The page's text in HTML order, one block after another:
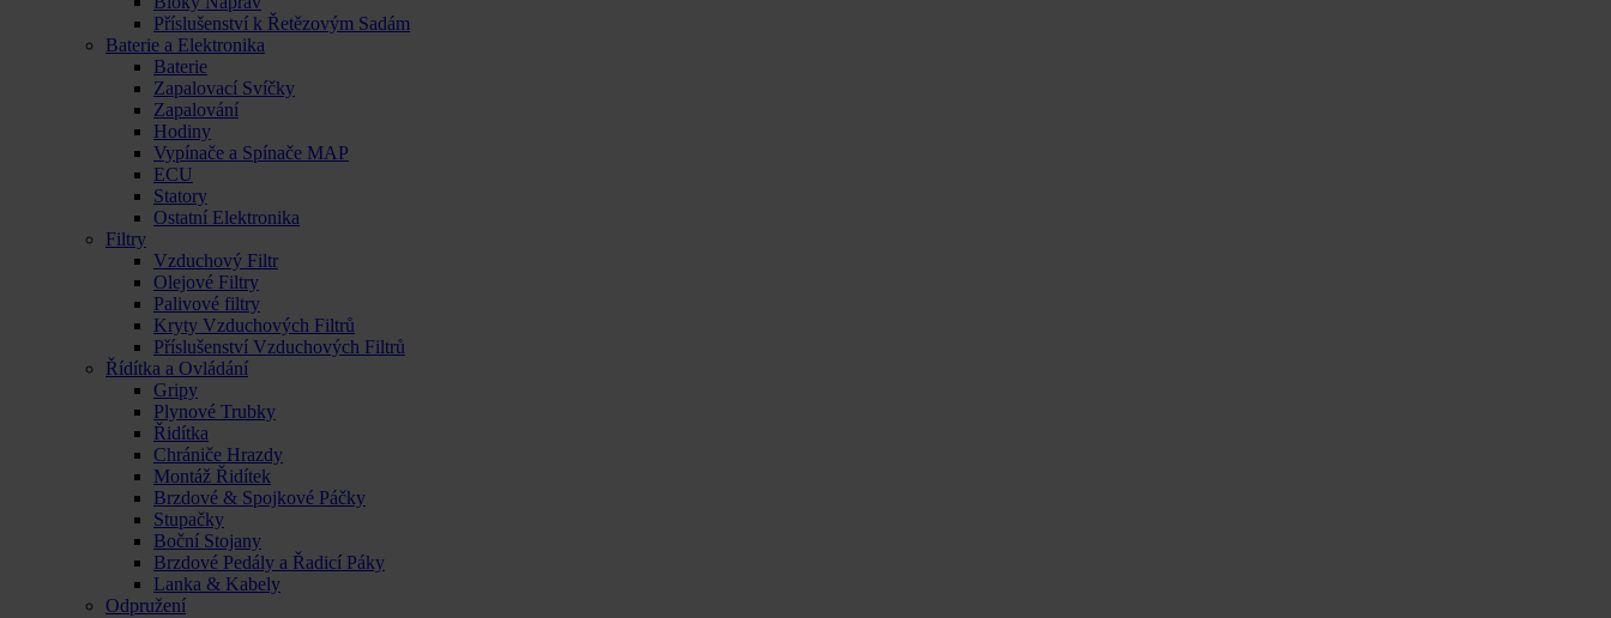
Příslušenství k Řetězovým Sadám
Baterie a Elektronika
Baterie
Zapalovací Svíčky
Zapalování
Hodiny
Vypínače a Spínače MAP
ECU
Statory
Ostatní Elektronika
Filtry
Vzduchový Filtr
Olejové Filtry
Palivové filtry
Kryty Vzduchových Filtrů
Příslušenství Vzduchových Filtrů
Řídítka a Ovládání
Gripy
Plynové Trubky
Řidítka
Chrániče Hrazdy
Montáž Řidítek
Brzdové & Spojkové Páčky
Stupačky
Boční Stojany
Brzdové Pedály a Řadicí Páky
Lanka & Kabely
Odpružení